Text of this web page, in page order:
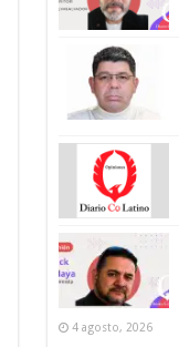
4 agosto, 2026